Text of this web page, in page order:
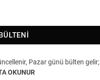
Pazar günü bülten gelir;
OKUNUR